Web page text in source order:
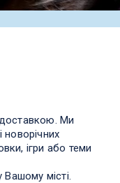
доставкою. Ми
ігри або теми
місті.